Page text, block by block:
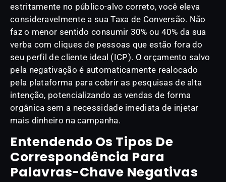
estritamente no público-alvo correto, você eleva
consideravelmente a sua Taxa de Conversão. Não
faz o menor sentido consumir 30% ou 40% da sua
verba com cliques de pessoas que estão fora do
seu perfil de cliente ideal (ICP). O orçamento salvo
pela negativação é automaticamente realocado
pela plataforma para cobrir as pesquisas de alta
intenção, potencializando as vendas de forma
orgânica sem a necessidade imediata de injetar
mais dinheiro na campanha.
Entendendo Os Tipos De
Correspondência Para
Palavras-Chave Negativas